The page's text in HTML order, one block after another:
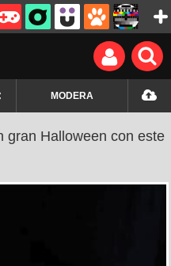
MODERA
gran Halloween con este